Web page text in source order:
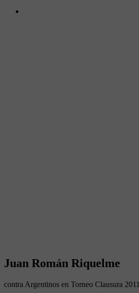
Juan Román Riquelme
contra Argentinos en Torneo Clausura 2011